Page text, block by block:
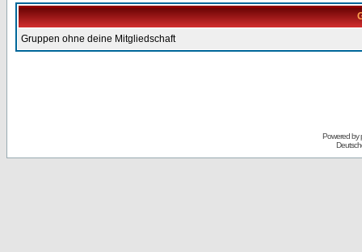
Gruppen ohne deine Mitgliedschaft
Powered by